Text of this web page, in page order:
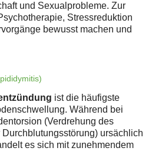
und Sexualprobleme. Zur
Stressreduktion
bewusst machen und
ist die häufigste
Während bei
(Verdrehung des
ursächlich
es sich mit zunehmendem